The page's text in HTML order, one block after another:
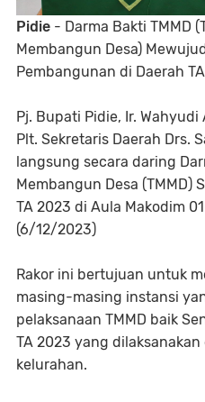
Pidie - Darma Bakti TMMD
Membangun Desa)
Pembangunan di Daerah
Pj. Bupati Pidie, Ir.
Plt. Sekretaris Daerah Drs.
langsung secara daring
Membangun Desa (TMMD)
TA 2023 di Aula Makodim
(6/12/2023)
Rakor ini bertujuan untuk
masing-masing instansi
pelaksanaan TMMD baik
TA 2023 yang
kelurahan.